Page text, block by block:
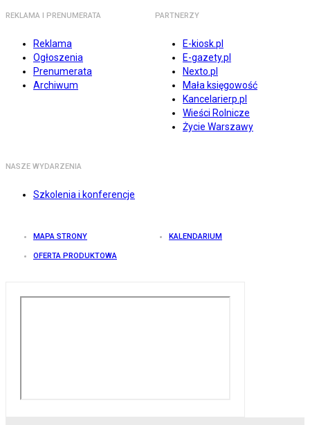
REKLAMA I PRENUMERATA
Reklama
Ogłoszenia
Prenumerata
Archiwum
PARTNERZY
E-kiosk.pl
E-gazety.pl
Nexto.pl
Mała księgowość
Kancelarierp.pl
Wieści Rolnicze
Życie Warszawy
NASZE WYDARZENIA
Szkolenia i konferencje
MAPA STRONY KALENDARIUM
OFERTA PRODUKTOWA